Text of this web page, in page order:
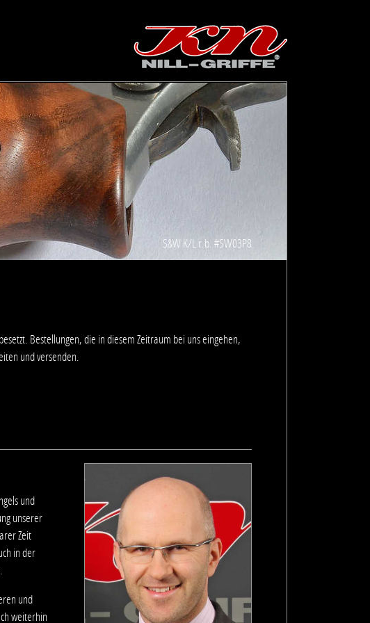
S&W K/L r.b. #SW03P8
Bestellungen, die in diesem Zeitraum bei uns eingehen,
und versenden.
und
unserer
Zeit
in der
und
weiterhin